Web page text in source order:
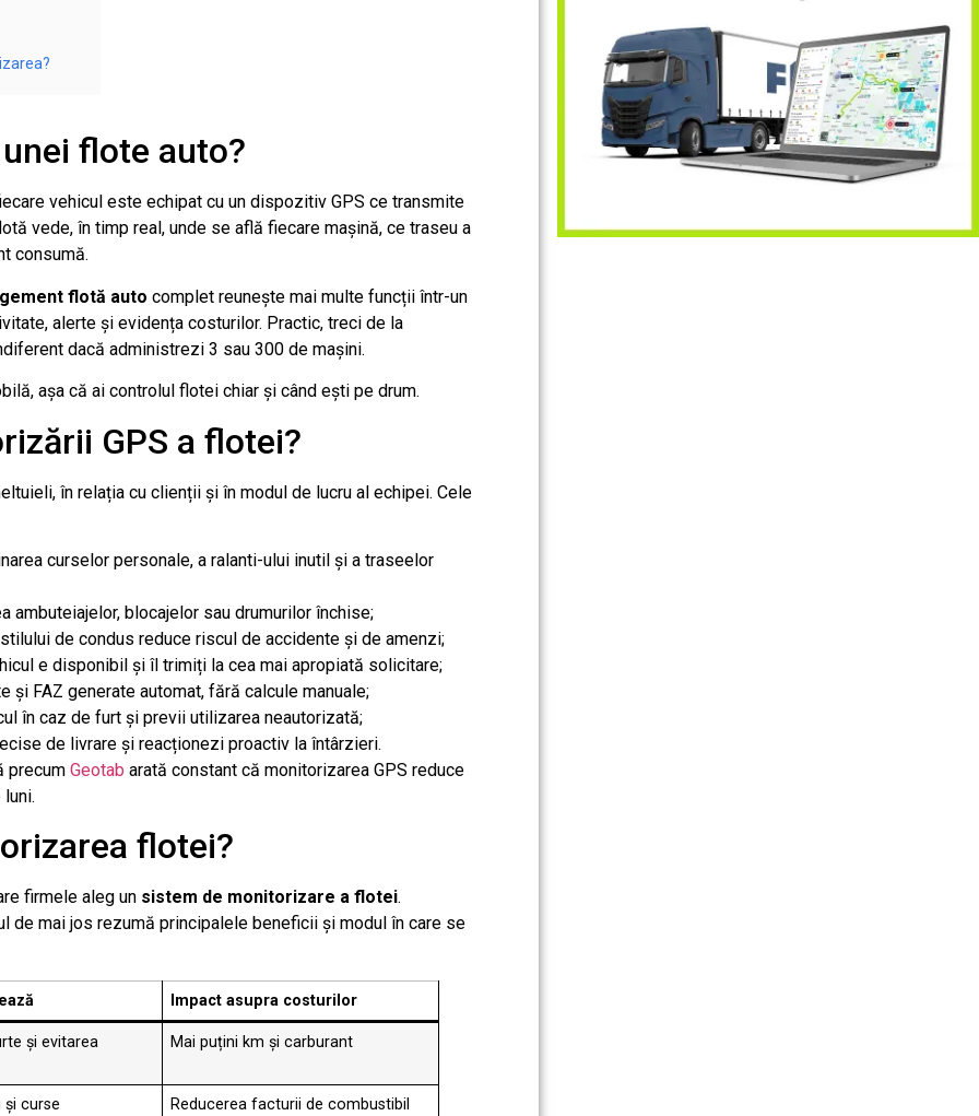
flote auto?
vehicul este echipat cu un dispozitiv GPS ce transmite
vede, în timp real, unde se află fiecare mașină, ce traseu a
consumă.
flotă auto complet reunește mai multe funcții într-un
alerte și evidența costurilor. Practic, treci de la
dacă administrezi 3 sau 300 de mașini.
așa că ai controlul flotei chiar și când ești pe drum.
GPS a flotei?
în relația cu clienții și în modul de lucru al echipei. Cele
curselor personale, a ralanti-ului inutil și a traseelor
blocajelor sau drumurilor închise;
de condus reduce riscul de accidente și de amenzi;
e disponibil și îl trimiți la cea mai apropiată solicitare;
și FAZ generate automat, fără calcule manuale;
în caz de furt și previi utilizarea neautorizată;
de livrare și reacționezi proactiv la întârzieri.
precum Geotab arată constant că monitorizarea GPS reduce
flotei?
firmele aleg un sistem de monitorizare a flotei.
de mai jos rezumă principalele beneficii și modul în care se
Impact asupra costurilor
și evitarea Mai puțini km și carburant
și curse Reducerea facturii de combustibil